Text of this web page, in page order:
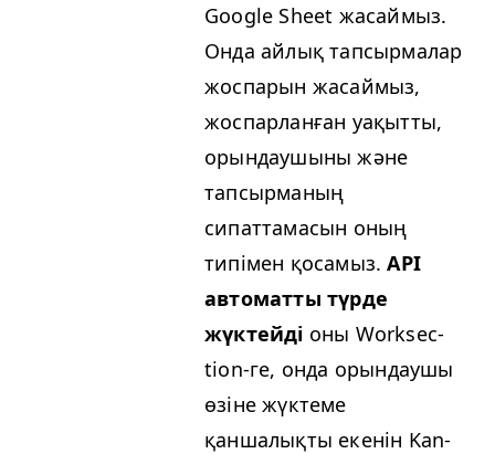
Google Sheet жасаймыз.
Онда айлық тапсырмалар
жоспарын жасаймыз,
жоспарланған уақытты,
орындаушыны және
тапсырманың
сипаттамасын оның
типімен қосамыз.API
автоматты түрде
жүктейді оны Work­sec­
tion-ге, онда орындаушы
өзіне жүктеме
қаншалықты екенін Kan­